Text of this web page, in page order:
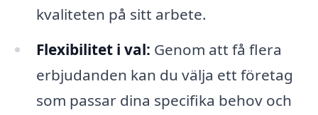
kvaliteten på sitt arbete.
Flexibilitet i val: Genom att få flera
erbjudanden kan du välja ett företag
som passar dina specifika behov och